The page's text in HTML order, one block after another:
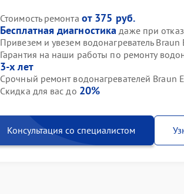
Стоимость ремонта от 375 руб.
Бесплатная диагностика даже при
Привезем и увезем водонагреватель Braun
Гарантия на наши работы по ремонту
3-х лет
Срочный ремонт водонагревателей Braun
Скидка для вас до 20%
Консультация со специалистом